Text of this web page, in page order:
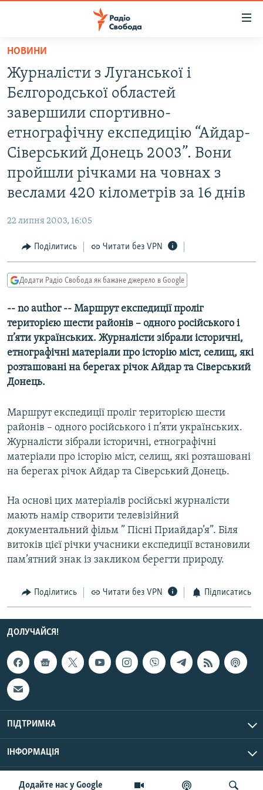
Перейти
основного
матеріалу
до
основної
навігації
Перейти
до
пошуку
ВСЕ ЗА ДОБУ
СУСПІЛЬСТВО
КУЛЬТУРА
СВІТ
РОСІЙСЬКА «ФІЛЬТРАЦІЯ»
ДОНБАС.РЕАЛІЇ
КРИМ.РЕАЛІЇ
КИТАЙ.ВИКЛИКИ
МУЛЬТИМЕДІА
СПЕЦПРОЄКТИ
ПОДКАСТИ
КРИМ РЕАЛІЇ
РУС
УКР
КТАТ
ДОЛУЧАЙСЯ!
Усі сайти RFE/RL
Додайте нас у Google
НОВИНИ
Журналісти з Луганської і
Бєлгородської областей
завершили спортивно-
етнографічну експедицію “Айдар-
Сіверський Донець 2003”. Вони
пройшли річками на човнах з
веслами 420 кілометрів за 16 днів
22 липня 2003, 16:05
Поділитись Читати без VPN
Додати Радіо Свобода як бажане джерело в Google
-- no author -- Маршрут експедиції проліг
територією шести районів – одного російського і
п’яти українських. Журналісти зібрали історичні,
етнографічні матеріали про історію міст, селищ, які
розташовані на берегах річок Айдар та Сіверський
Донець.
Маршрут експедиції проліг територією шести
районів – одного російського і п’яти українських.
Журналісти зібрали історичні, етнографічні
матеріали про історію міст, селищ, які розташовані
на берегах річок Айдар та Сіверський Донець.
На основі цих матеріалів російські журналісти
мають намір створити телевізійний
документальний фільм ” Пісні Приайдар’я”. Біля
витоків цієї річки учасники експедиції встановили
пам’ятний знак із закликом берегти природу.
Поділитись Читати без VPN Підписатись
ДОЛУЧАЙСЯ!
ПІДТРИМКА
ІНФОРМАЦІЯ
© Радіо Свобода, 2026 | Усі права застережено.
UTC+3